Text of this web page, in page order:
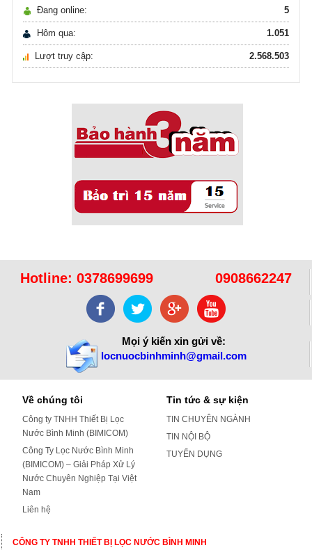
Sử dụng năng lượng mặt trời để xử lý ...
Sử dụng năng lượng mặt trời để xử lý ...
Đang online: 5
Hôm qua: 1.051
Lượt truy cập: 2.568.503
Hotline: 0378699699 0908662247
Mọi ý kiến xin gửi về:
locnuocbinhminh@gmail.com
Về chúng tôi
Công ty TNHH Thiết Bị Lọc
Nước Bình Minh (BIMICOM)
Công Ty Lọc Nước Bình Minh
(BIMICOM) – Giải Pháp Xử Lý
Nước Chuyên Nghiệp Tại Việt
Nam
Liên hệ
Tin tức & sự kiện
TIN CHUYÊN NGÀNH
TIN NỘI BỘ
TUYỂN DỤNG
CÔNG TY TNHH THIẾT BỊ LỌC NƯỚC BÌNH MINH